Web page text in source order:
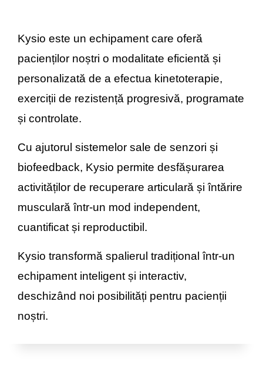
Kysio este un echipament care oferă
pacienților noștri o modalitate eficientă și
personalizată de a efectua kinetoterapie,
exerciții de rezistență progresivă, programate
și controlate.
Cu ajutorul sistemelor sale de senzori și
biofeedback, Kysio permite desfășurarea
activităților de recuperare articulară și întărire
musculară într-un mod independent,
cuantificat și reproductibil.
Kysio transformă spalierul tradițional într-un
echipament inteligent și interactiv,
deschizând noi posibilități pentru pacienții
noștri.